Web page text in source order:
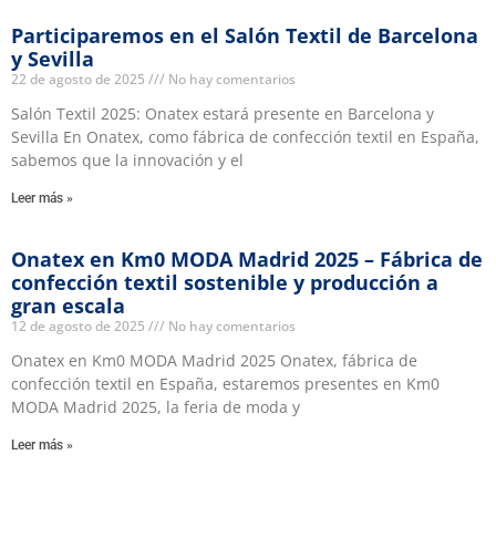
Participaremos en el Salón Textil de Barcelona
y Sevilla
22 de agosto de 2025 No hay comentarios
Salón Textil 2025: Onatex estará presente en Barcelona y
Sevilla En Onatex, como fábrica de confección textil en España,
sabemos que la innovación y el
Leer más »
Onatex en Km0 MODA Madrid 2025 – Fábrica de
confección textil sostenible y producción a
gran escala
12 de agosto de 2025 No hay comentarios
Onatex en Km0 MODA Madrid 2025 Onatex, fábrica de
confección textil en España, estaremos presentes en Km0
MODA Madrid 2025, la feria de moda y
Leer más »